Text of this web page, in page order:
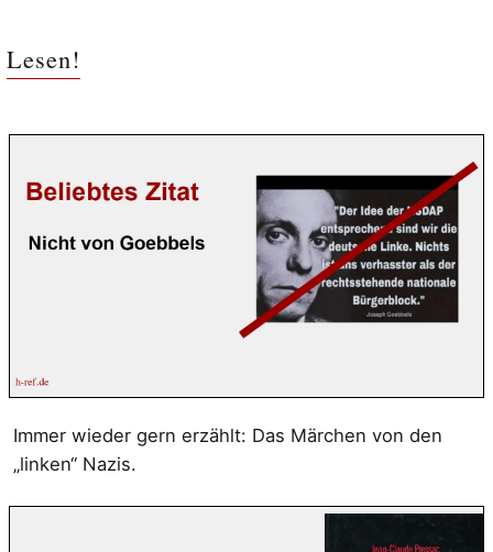
Lesen!
Immer wieder gern erzählt: Das Märchen von den
„linken“ Nazis.